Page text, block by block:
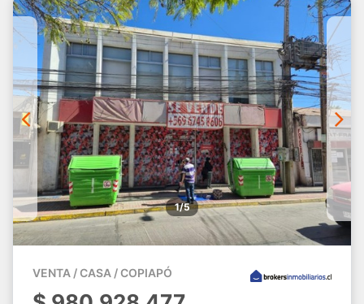
1/5
VENTA / CASA / COPIAPÓ